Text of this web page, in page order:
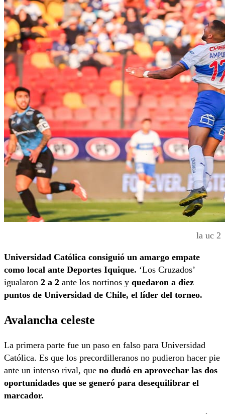
la uc 2
Universidad Católica consiguió un amargo empate
como local ante Deportes Iquique. ‘Los Cruzados’
igualaron 2 a 2 ante los nortinos y quedaron a diez
puntos de Universidad de Chile, el líder del torneo.
Avalancha celeste
La primera parte fue un paso en falso para Universidad
Católica. Es que los precordilleranos no pudieron hacer pie
ante un intenso rival, que no dudó en aprovechar las dos
oportunidades que se generó para desequilibrar el
marcador.